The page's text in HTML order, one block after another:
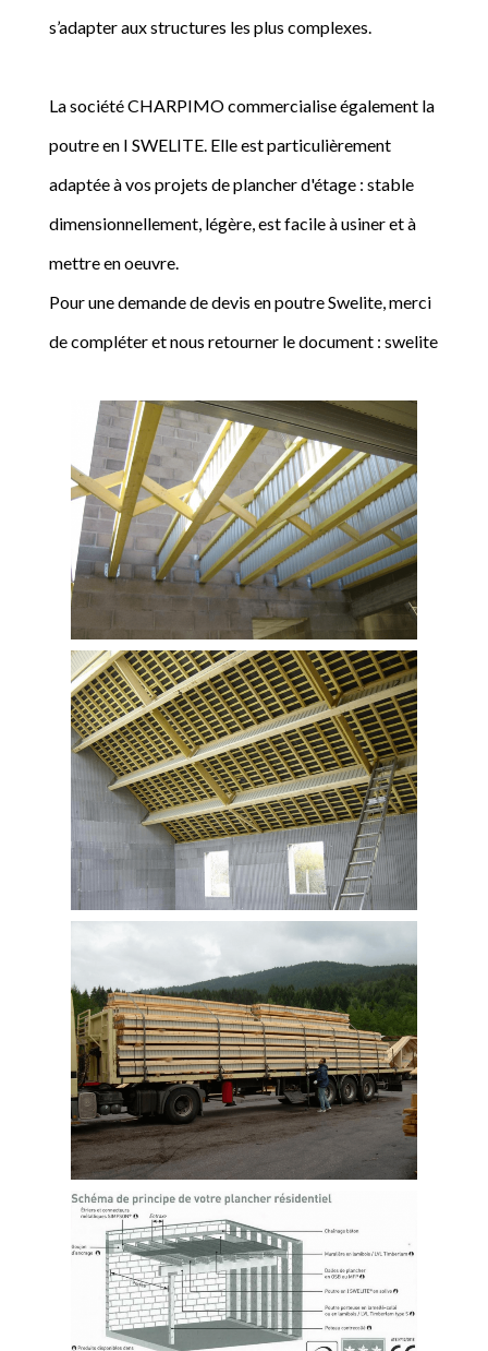
s’adapter aux structures les plus complexes.
La société CHARPIMO commercialise également la
poutre en I SWELITE. Elle est particulièrement
adaptée à vos projets de plancher d'étage : stable
dimensionnellement, légère, est facile à usiner et à
mettre en oeuvre.
Pour une demande de devis en poutre Swelite, merci
de compléter et nous retourner le document : swelite